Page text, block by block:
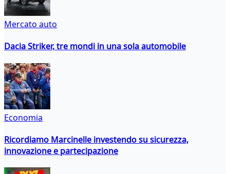
Mercato auto
Dacia Striker, tre mondi in una sola automobile
Economia
Ricordiamo Marcinelle investendo su sicurezza,
innovazione e partecipazione